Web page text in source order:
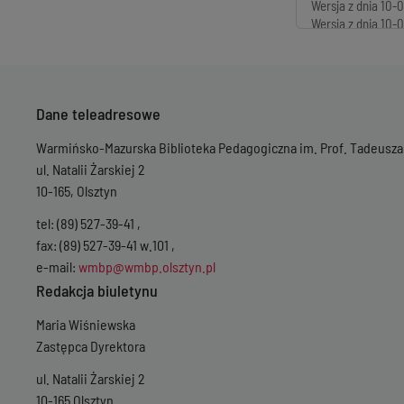
Wersja z dnia 10-
Wersja z dnia 10-
Dane teleadresowe
Warmińsko-Mazurska Biblioteka Pedagogiczna im. Prof.
ul. Natalii Żarskiej 2
10-165, Olsztyn
tel: (89) 527-39-41 ,
fax: (89) 527-39-41 w.101 ,
e-mail: wmbp@wmbp.olsztyn.pl
Redakcja biuletynu
Maria Wiśniewska
Zastępca Dyrektora
ul. Natalii Żarskiej 2
10-165 Olsztyn